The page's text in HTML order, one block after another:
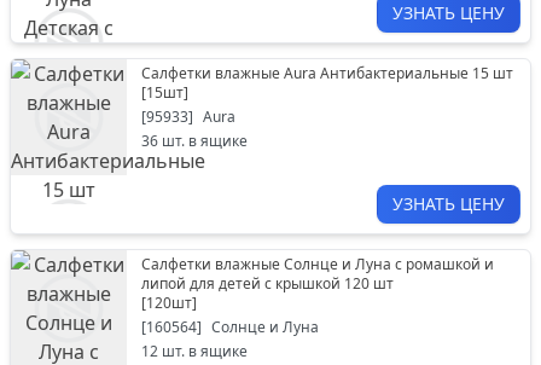
УЗНАТЬ ЦЕНУ
Салфетки влажные Aura Антибактериальные 15 шт
[15шт]
[95933] Aura
36 шт. в ящике
УЗНАТЬ ЦЕНУ
Салфетки влажные Солнце и Луна с ромашкой и
липой для детей с крышкой 120 шт
[120шт]
[160564] Солнце и Луна
12 шт. в ящике